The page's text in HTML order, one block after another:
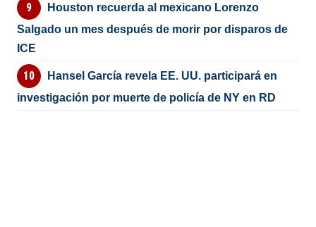
Houston recuerda al mexicano Lorenzo
Salgado un mes después de morir por disparos de
ICE
Hansel García revela EE. UU. participará en
investigación por muerte de policía de NY en RD